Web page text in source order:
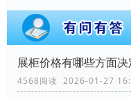
展柜价格有哪些方面决
4568阅读 2026-01-27